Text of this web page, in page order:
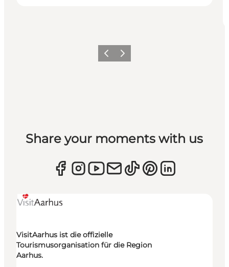
ZurückWeiter
Share your moments with us
VisitAarhus ist die offizielle
Tourismusorganisation für die Region
Aarhus.